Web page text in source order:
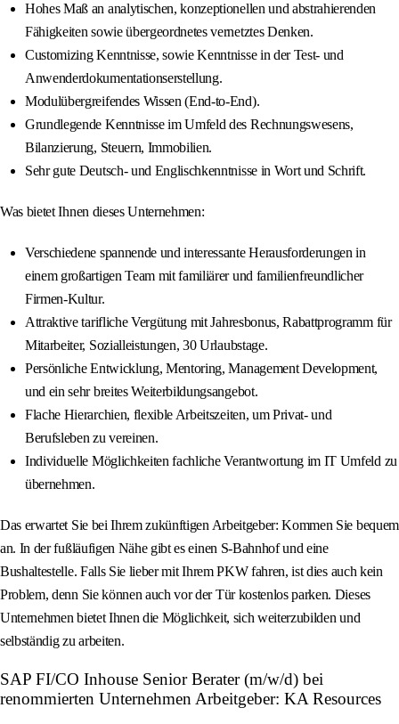
Hohes Maß an analytischen, konzeptionellen und abstrahierenden
Fähigkeiten sowie übergeordnetes vernetztes Denken.
Customizing Kenntnisse, sowie Kenntnisse in der Test- und
Anwenderdokumentationserstellung.
Modulübergreifendes Wissen (End-to-End).
Grundlegende Kenntnisse im Umfeld des Rechnungswesens,
Bilanzierung, Steuern, Immobilien.
Sehr gute Deutsch- und Englischkenntnisse in Wort und Schrift.
Was bietet Ihnen dieses Unternehmen:
Verschiedene spannende und interessante Herausforderungen in
einem großartigen Team mit familiärer und familienfreundlicher
Firmen-Kultur.
Attraktive tarifliche Vergütung mit Jahresbonus, Rabattprogramm für
Mitarbeiter, Sozialleistungen, 30 Urlaubstage.
Persönliche Entwicklung, Mentoring, Management Development,
und ein sehr breites Weiterbildungsangebot.
Flache Hierarchien, flexible Arbeitszeiten, um Privat- und
Berufsleben zu vereinen.
Individuelle Möglichkeiten fachliche Verantwortung im IT Umfeld zu
übernehmen.
Das erwartet Sie bei Ihrem zukünftigen Arbeitgeber: Kommen Sie bequem
an. In der fußläufigen Nähe gibt es einen S-Bahnhof und eine
Bushaltestelle. Falls Sie lieber mit Ihrem PKW fahren, ist dies auch kein
Problem, denn Sie können auch vor der Tür kostenlos parken. Dieses
Unternehmen bietet Ihnen die Möglichkeit, sich weiterzubilden und
selbständig zu arbeiten.
SAP FI/CO Inhouse Senior Berater (m/w/d) bei
renommierten Unternehmen Arbeitgeber: KA Resources